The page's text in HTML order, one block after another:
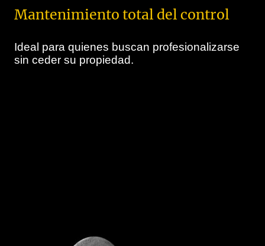
Mantenimiento total del control
Ideal para quienes buscan profesionalizarse
sin ceder su propiedad.